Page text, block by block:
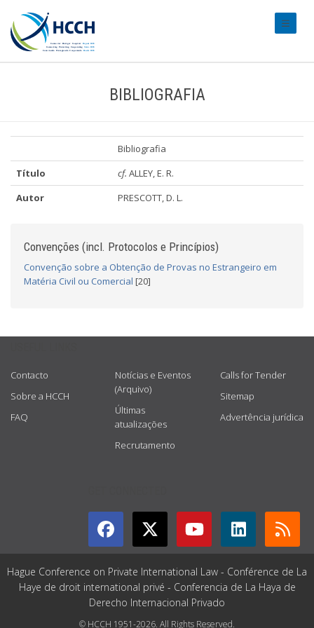
BIBLIOGRAFIA
Bibliografia
Título
cf. ALLEY, E. R.
Autor
PRESCOTT, D. L.
Convenções (incl. Protocolos e Princípios)
Convenção sobre a Obtenção de Provas no Estrangeiro em
Matéria Civil ou Comercial [20]
Contacto
Sobre a HCCH
FAQ
Notícias e Eventos
(Arquivo)
Últimas
atualizações
Recrutamento
Calls for Tender
Sitemap
Advertência jurídica
Hague Conference on Private International Law - Conférence de La
Haye de droit international privé - Conferencia de La Haya de
Derecho Internacional Privado
© HCCH 1951-2026. All Rights Reserved.